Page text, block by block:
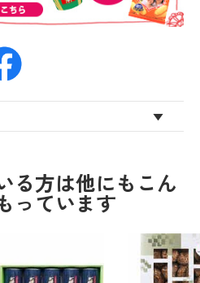
る方は他にもこん
っています